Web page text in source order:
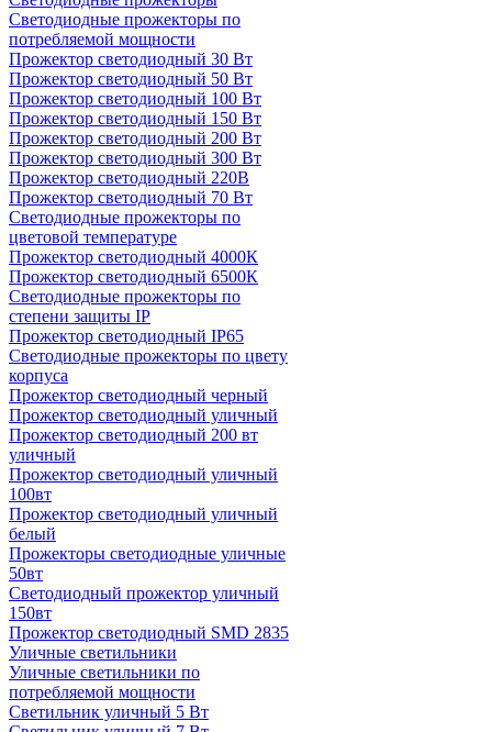
Светодиодные прожекторы по
потребляемой мощности
Прожектор светодиодный 30 Вт
Прожектор светодиодный 50 Вт
Прожектор светодиодный 100 Вт
Прожектор светодиодный 150 Вт
Прожектор светодиодный 200 Вт
Прожектор светодиодный 300 Вт
Прожектор светодиодный 220В
Прожектор светодиодный 70 Вт
Светодиодные прожекторы по
цветовой температуре
Прожектор светодиодный 4000К
Прожектор светодиодный 6500К
Светодиодные прожекторы по
степени защиты IP
Прожектор светодиодный IP65
Светодиодные прожекторы по цвету
корпуса
Прожектор светодиодный черный
Прожектор светодиодный уличный
Прожектор светодиодный 200 вт
уличный
Прожектор светодиодный уличный
100вт
Прожектор светодиодный уличный
белый
Прожекторы светодиодные уличные
50вт
Светодиодный прожектор уличный
150вт
Прожектор светодиодный SMD 2835
Уличные светильники
Уличные светильники по
потребляемой мощности
Светильник уличный 5 Вт